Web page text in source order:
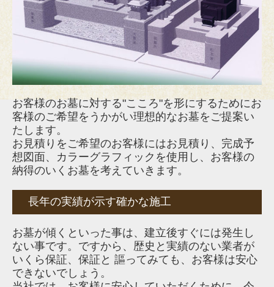
お客様のお墓に対する"こころ"を形にするためにお
客様のご希望をうかがい理想的なお墓をご提案い
たします。
お見積りをご希望のお客様にはお見積り、完成予
想図面、カラーグラフィックを使用し、お客様の
納得のいくお墓を考えていきます。
長年の実績が示す確かな施工
お墓が傾くといった事は、建立後すぐには発生し
ない事です。ですから、歴史と実績のない業者が
いくら保証、保証と 謳ってみても、お客様は安心
できないでしょう。